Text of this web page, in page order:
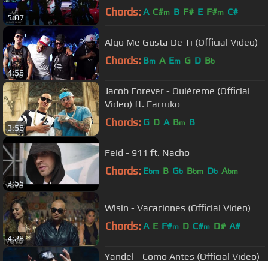
5:07
Oficial)
Chords: A C#m B F# E F#m C#
4:56
Algo Me Gusta De Ti (Official Video)
Chords: Bm A Em G D Bb
3:56
Jacob Forever - Quiéreme (Official
Video) ft. Farruko
Chords: G D A Bm B
3:55
Feid - 911 ft. Nacho
Chords: Ebm B Gb Bbm Db Abm
4:28
Wisin - Vacaciones (Official Video)
Chords: A E F#m D C#m D# A#
Yandel - Como Antes (Official Video)